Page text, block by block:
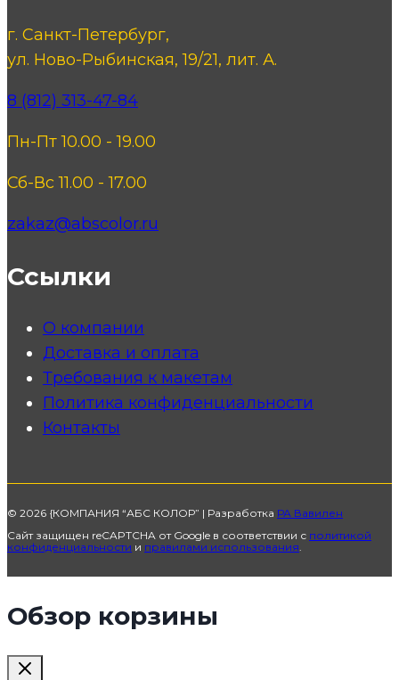
г. Санкт-Петербург,
ул. Ново-Рыбинская, 19/21, лит. А.
8 (812) 313-47-84
Пн-Пт 10.00 - 19.00
Сб-Вс 11.00 - 17.00
zakaz@abscolor.ru
Ссылки
О компании
Доставка и оплата
Требования к макетам
Политика конфиденциальности
Контакты
© 2026 {КОМПАНИЯ “АБС КОЛОР” | Разработка РА Вавилен
Сайт защищен reCAPTCHA от Google в соответствии с политикой
конфиденциальности и правилами использования
Обзор корзины